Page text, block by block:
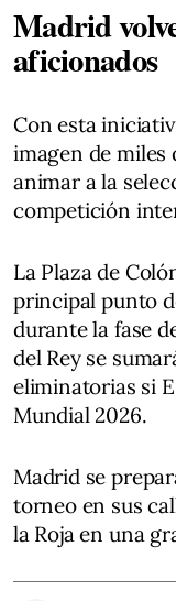
Madrid
aficionados
Con esta
imagen de miles
animar a la
competición
La Plaza de
principal punto
durante la fase
del Rey se
eliminatorias si
Mundial 2026.
Madrid se
torneo en sus
la Roja en una